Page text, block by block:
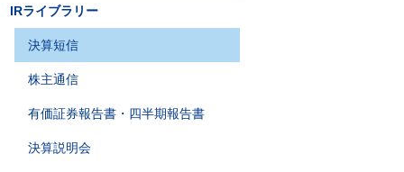
IRライブラリー
決算短信
株主通信
有価証券報告書・四半期報告書
決算説明会